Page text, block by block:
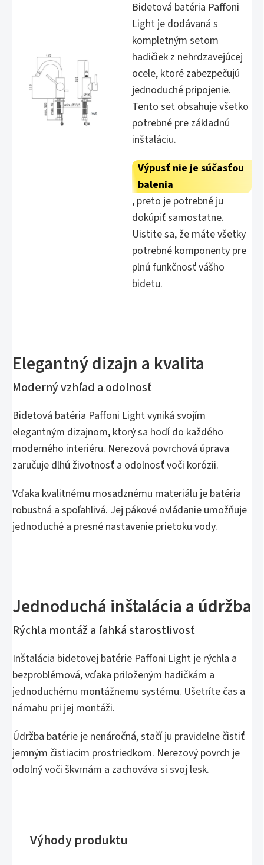
Bidetová batéria Paffoni
Light je dodávaná s
kompletným setom
hadičiek z nehrdzavejúcej
ocele, ktoré zabezpečujú
jednoduché pripojenie.
Tento set obsahuje všetko
potrebné pre základnú
inštaláciu.
Výpusť nie je súčasťou
balenia
, preto je potrebné ju
dokúpiť samostatne.
Uistite sa, že máte všetky
potrebné komponenty pre
plnú funkčnosť vášho
bidetu.
Elegantný dizajn a kvalita
Moderný vzhľad a odolnosť
Bidetová batéria Paffoni Light vyniká svojím
elegantným dizajnom, ktorý sa hodí do každého
moderného interiéru. Nerezová povrchová úprava
zaručuje dlhú životnosť a odolnosť voči korózii.
Vďaka kvalitnému mosadznému materiálu je batéria
robustná a spoľahlivá. Jej pákové ovládanie umožňuje
jednoduché a presné nastavenie prietoku vody.
Jednoduchá inštalácia a údržba
Rýchla montáž a ľahká starostlivosť
Inštalácia bidetovej batérie Paffoni Light je rýchla a
bezproblémová, vďaka priloženým hadičkám a
jednoduchému montážnemu systému. Ušetríte čas a
námahu pri jej montáži.
Údržba batérie je nenáročná, stačí ju pravidelne čistiť
jemným čistiacim prostriedkom. Nerezový povrch je
odolný voči škvrnám a zachováva si svoj lesk.
Výhody produktu